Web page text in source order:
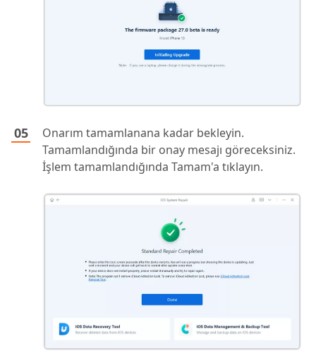
Onarım tamamlanana kadar bekleyin.
Tamamlandığında bir onay mesajı göreceksiniz.
İşlem tamamlandığında Tamam'a tıklayın.